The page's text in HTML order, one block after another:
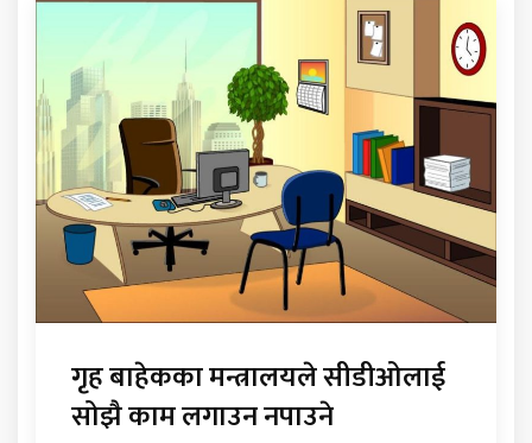
गृह बाहेकका मन्त्रालयले सीडीओलाई
सोझै काम लगाउन नपाउने